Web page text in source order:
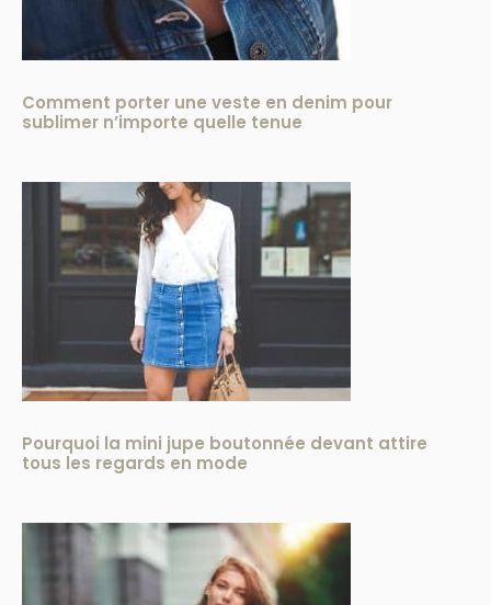
Comment porter une veste en denim pour
sublimer n’importe quelle tenue
Pourquoi la mini jupe boutonnée devant attire
tous les regards en mode